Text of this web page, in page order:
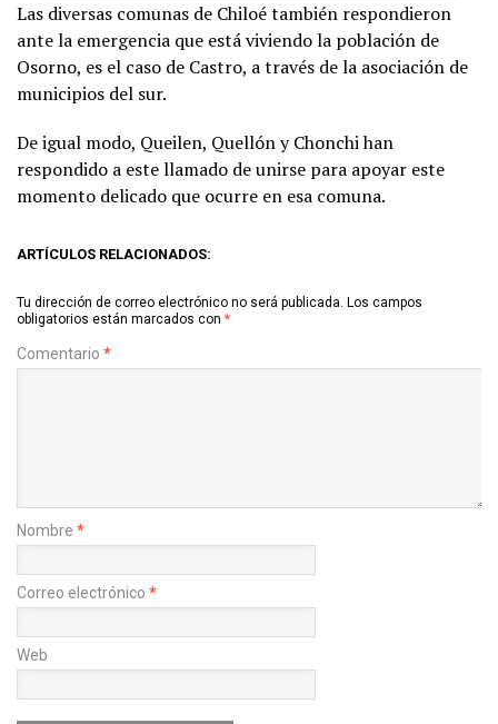
Las diversas comunas de Chiloé también respondieron
ante la emergencia que está viviendo la población de
Osorno, es el caso de Castro, a través de la asociación de
municipios del sur.
De igual modo, Queilen, Quellón y Chonchi han
respondido a este llamado de unirse para apoyar este
momento delicado que ocurre en esa comuna.
ARTÍCULOS RELACIONADOS:
Tu dirección de correo electrónico no será publicada. Los campos
obligatorios están marcados con *
Comentario *
Nombre *
Correo electrónico *
Web